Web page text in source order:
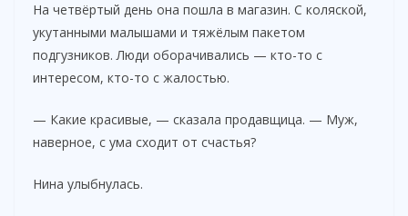
На четвёртый день она пошла в магазин. С коляской,
укутанными малышами и тяжёлым пакетом
подгузников. Люди оборачивались — кто-то с
интересом, кто-то с жалостью.
— Какие красивые, — сказала продавщица. — Муж,
наверное, с ума сходит от счастья?
Нина улыбнулась.